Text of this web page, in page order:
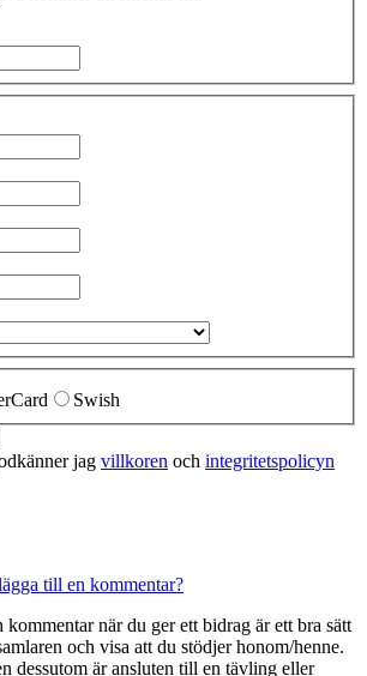
Swish
jag villkoren och integritetspolicyn
till en kommentar?
när du ger ett bidrag är ett bra sätt
och visa att du stödjer honom/henne.
dessutom är ansluten till en tävling eller